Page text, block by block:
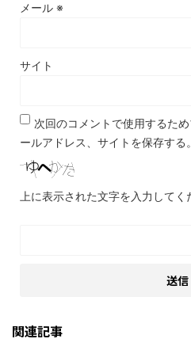
メール ※
サイト
次回のコメントで使用するた
ールアドレス、サイトを保存する。
上に表示された文字を入力してく
関連記事